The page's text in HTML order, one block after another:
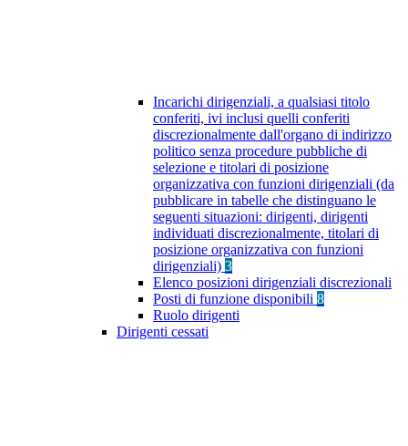
Incarichi dirigenziali, a qualsiasi titolo
conferiti, ivi inclusi quelli conferiti
discrezionalmente dall'organo di indirizzo
politico senza procedure pubbliche di
selezione e titolari di posizione
organizzativa con funzioni dirigenziali (da
pubblicare in tabelle che distinguano le
seguenti situazioni: dirigenti, dirigenti
individuati discrezionalmente, titolari di
posizione organizzativa con funzioni
dirigenziali) 3
Elenco posizioni dirigenziali discrezionali
Posti di funzione disponibili 8
Ruolo dirigenti
Dirigenti cessati